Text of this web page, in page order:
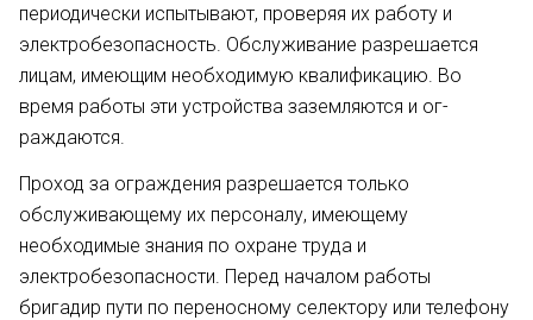
периодически испытывают, проверяя их работу и
электробезо­пасность. Обслуживание разреша­ется
лицам, имеющим необходимую квалификацию. Во
время работы эти устройства заземляются и ог­
раждаются.
Проход за ограждения разреша­ется только
обслуживающему их персоналу, имеющему
необходимые знания по охране труда и
электробезопасности. Перед нача­лом работы
бригадир пути по пере­носному селектору или телефону